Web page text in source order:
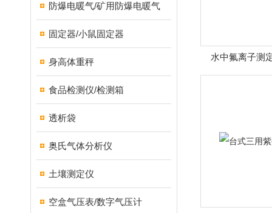
防爆电暖气/矿用防爆电暖气
固定器/小鼠固定器
身高体重秤
食品检测仪/检测箱
透析袋
奥氏气体分析仪
土壤测定仪
空盒气压表/数字气压计
水中氟离子测